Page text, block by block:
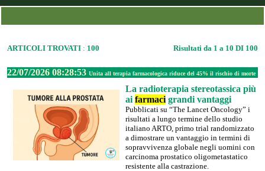
ARTICOLI TROVATI : 100 Risultati da 1 a 10 DI 100
22/07/2026 08:28:53 Unita all terapia farmacologica riduce del 45% il rischio di morte
La radioterapia stereotassica più
ai farmaci grandi vantaggi
Pubblicati su “The Lancet Oncology” i
risultati a lungo termine dello studio
italiano ARTO, primo trial randomizzato
a dimostrare un vantaggio in termini di
sopravvivenza globale negli uomini con
carcinoma prostatico oligometastatico
resistente alla castrazione.